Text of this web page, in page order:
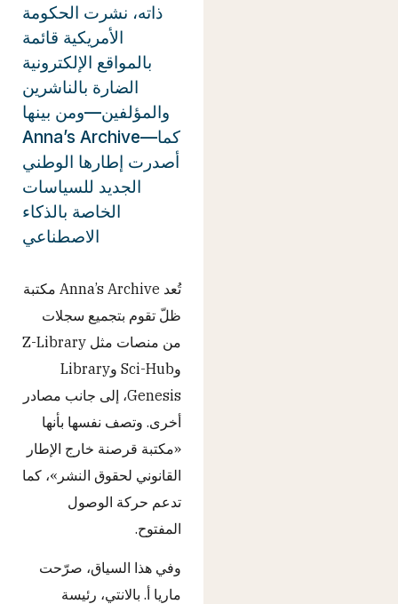
ذاته، نشرت الحكومة
الأمريكية قائمة
بالمواقع الإلكترونية
الضارة بالناشرين
والمؤلفين—ومن بينها
Anna’s Archive—كما
أصدرت إطارها الوطني
الجديد للسياسات
الخاصة بالذكاء
الاصطناعي
تُعد Anna’s Archive مكتبة
ظلّ تقوم بتجميع سجلات
من منصات مثل Z-Library
وSci-Hub وLibrary
Genesis، إلى جانب مصادر
أخرى. وتصف نفسها بأنها
«مكتبة قرصنة خارج الإطار
القانوني لحقوق النشر»، كما
تدعم حركة الوصول
المفتوح.
وفي هذا السياق، صرّحت
ماريا أ. بالانتي، رئيسة